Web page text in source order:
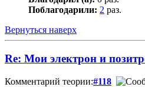
Поблагодарили: 2 раз.
Вернуться наверх
Re: Мои электрон и
Комментарий теории:#118